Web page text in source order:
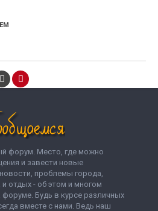
форум. Место, где можно
и завести новые
проблемы города,
и отдых - об этом и многом
форуме. Будь в курсе различных
вместе с нами. Ведь наш